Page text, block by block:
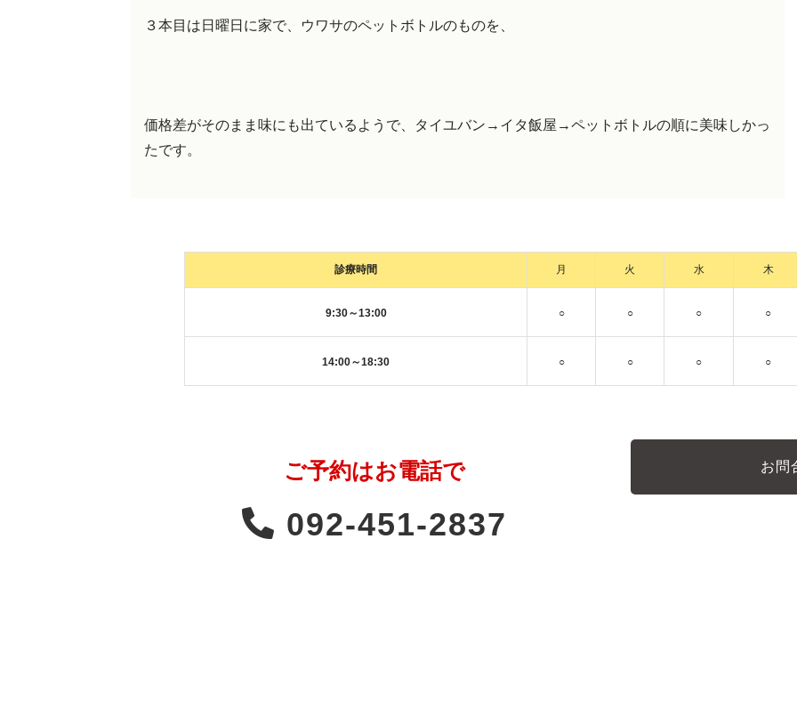
３本目は日曜日に家で、ウワサのペットボトルのものを、
価格差がそのまま味にも出ているようで、タイユバン→イタ飯屋→ペットボトルの順に美味しかっ
たです。
診療時間 月 火 水 木
9:30～13:00 ○ ○ ○ ○
14:00～18:30 ○ ○ ○ ○
ご予約はお電話で
092-451-2837
お問